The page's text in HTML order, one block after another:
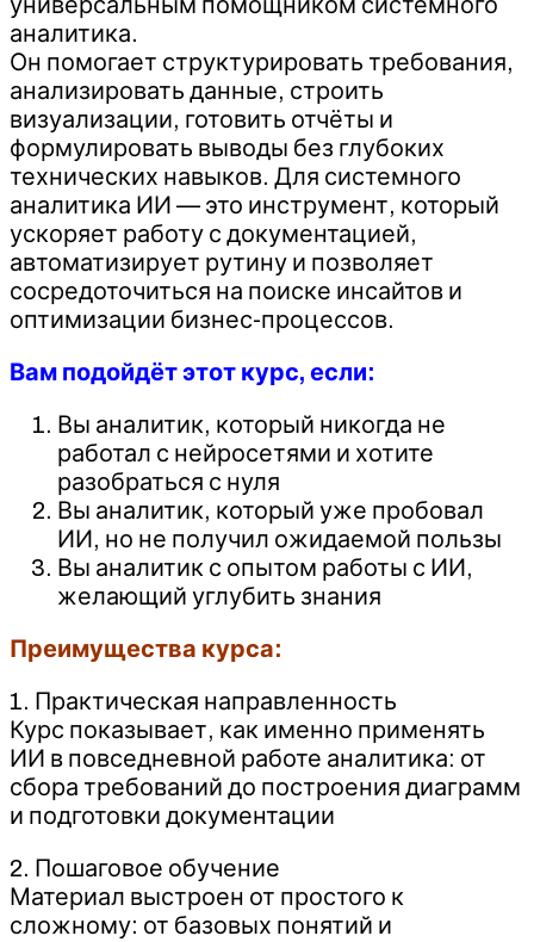
аналитика.
Он помогает структурировать требования,
анализировать данные, строить
визуализации, готовить отчёты и
формулировать выводы без глубоких
технических навыков. Для системного
аналитика ИИ — это инструмент, который
ускоряет работу с документацией,
автоматизирует рутину и позволяет
сосредоточиться на поиске инсайтов и
оптимизации бизнес-процессов.
Вам подойдёт этот курс, если:
Вы аналитик, который никогда не
работал с нейросетями и хотите
разобраться с нуля
Вы аналитик, который уже пробовал
ИИ, но не получил ожидаемой пользы
Вы аналитик с опытом работы с ИИ,
желающий углубить знания
Преимущества курса:
1. Практическая направленность
Курс показывает, как именно применять
ИИ в повседневной работе аналитика: от
сбора требований до построения диаграмм
и подготовки документации
2. Пошаговое обучение
Материал выстроен от простого к
сложному: от базовых понятий и